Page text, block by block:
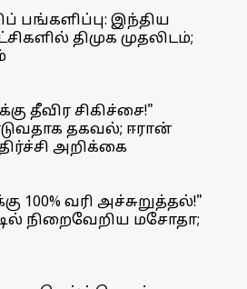
பங்களிப்பு: இந்திய
திமுக முதலிடம்;
தீவிர சிகிச்சை!"
தகவல்; ஈரான்
அறிக்கை
100% வரி அச்சுறுத்தல்!"
நிறைவேறிய மசோதா;